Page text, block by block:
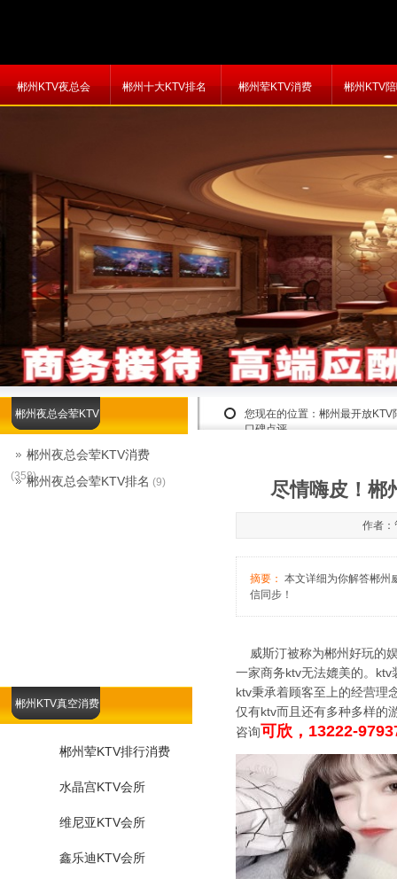
郴州KTV夜总会 郴州十大KTV排名 郴州荤KTV消费 郴州KTV
您现在的位置： 郴州最开放KTV
口碑点评
郴州KTV真空消费
郴州荤KTV排行消费
水晶宫KTV会所
维尼亚KTV会所
鑫乐迪KTV会所
尽情嗨皮！郴
作者
摘要： 本文详细为你解答郴州
信同步！
威斯汀被称为郴州好玩的
一家商务ktv无法媲美的。
ktv秉承着顾客至上的经营理
仅有ktv而且还有多种多样的
咨询可欣，13222-
郴州夜总会荤KTV
郴州夜总会荤KTV消费
(358)郴州夜总会荤KTV排名 (9)